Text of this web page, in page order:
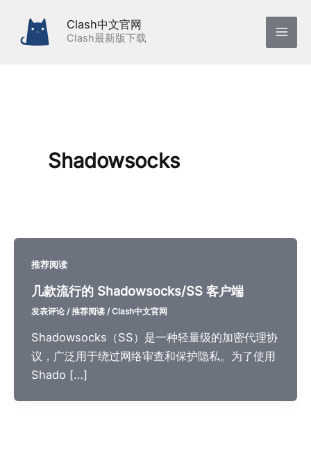
Clash中文官网
Clash最新版下载
Shadowsocks
推荐阅读
几款流行的 Shadowsocks/SS 客户端
发表评论 /推荐阅读/Clash中文官网
Shadowsocks（SS）是一种轻量级的加密代理协
议，广泛用于绕过网络审查和保护隐私。为了使用
Shado […]